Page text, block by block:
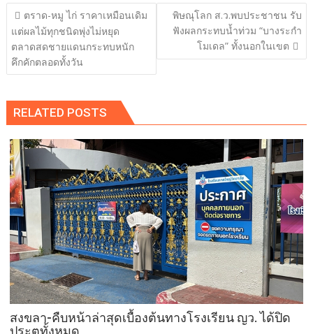
แนะแนว
เรื่อง
ตราด-หมู ไก่ ราคาเหมือนเดิม
แต่ผลไม้ทุกชนิดพุ่งไม่หยุด
ตลาดสดชายแดนกระทบหนัก
คึกคักตลอดทั้งวัน
พิษณุโลก ส.ว.พบประชาชน รับ
ฟังผลกระทบน้ำท่วม “บางระกำ
โมเดล” ทั้งนอกในเขต
RELATED POSTS
สงขลา-คืบหน้าล่าสุดเบื้องต้นทางโรงเรียน ญว. ได้ปิด
ประตูทั้งหมด